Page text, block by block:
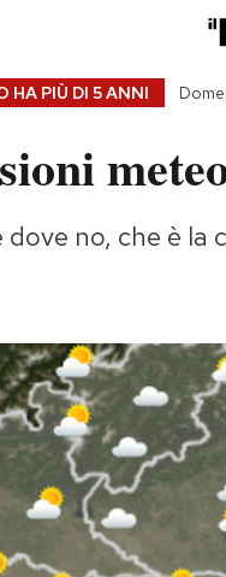
HA PIÙ DI 5 ANNI
no, che è la